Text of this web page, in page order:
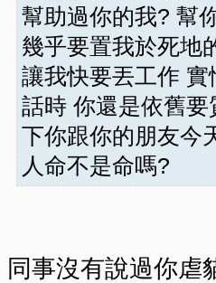
幫助過你的我? 幫
幾乎要置我於死地
讓我快要丟工作
話時 你還是依舊
下你跟你的朋友今
人命不是命嗎?
同事沒有說過你虐